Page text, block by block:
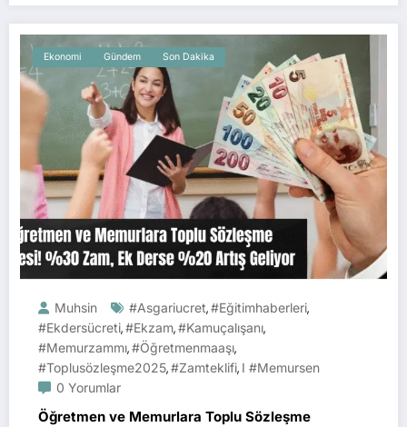
Ekonomi Gündem Son Dakika
Muhsin #asgariucret,#eğitimhaberleri,
#ekdersücreti,#ekzam,#kamuçalışanı,
#memurzammı,#öğretmenmaaşı,
#toplusözleşme2025,#zamteklifi, I #memursen
0 Yorumlar
Öğretmen ve Memurlara Toplu Sözleşme